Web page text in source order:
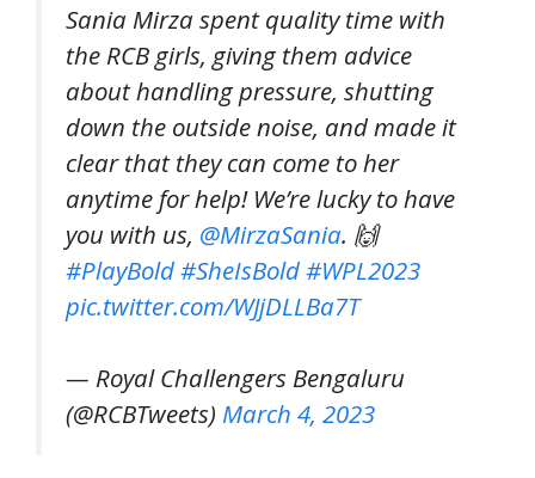
Sania Mirza spent quality time with
the RCB girls, giving them advice
about handling pressure, shutting
down the outside noise, and made it
clear that they can come to her
anytime for help! We’re lucky to have
you with us, @MirzaSania. 🙌
#PlayBold#SheIsBold#WPL2023
pic.twitter.com/WJjDLLBa7T
— Royal Challengers Bengaluru
(@RCBTweets) March 4, 2023